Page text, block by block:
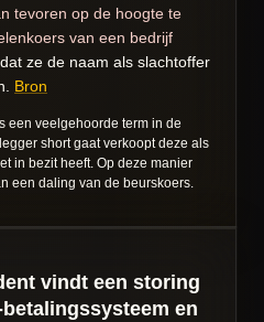
tevoren op de hoogte te
van een bedrijf
ze de naam als slachtoffer
Bron
een veelgehoorde term in de
short gaat verkoopt deze als
in bezit heeft. Op deze manier
een daling van de beurskoers.
vindt een storing
en